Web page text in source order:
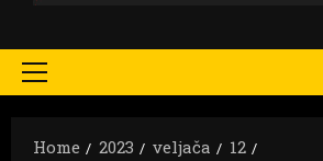
Primary
Home
2023 veljača
12